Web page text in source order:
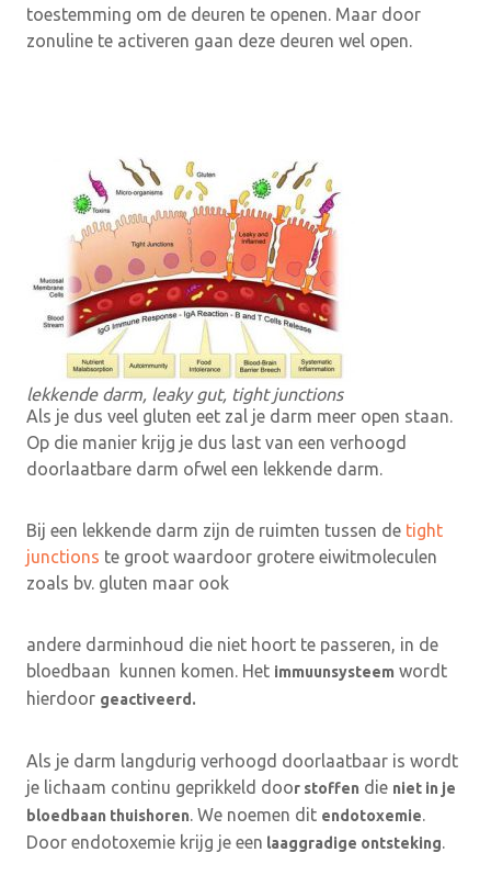
toestemming om de deuren te openen. Maar door
zonuline te activeren gaan deze deuren wel open.
lekkende darm, leaky gut, tight junctions
Als je dus veel gluten eet zal je darm meer open staan.
Op die manier krijg je dus last van een verhoogd
doorlaatbare darm ofwel een lekkende darm.
Bij een lekkende darm zijn de ruimten tussen de tight
junctions te groot waardoor grotere eiwitmoleculen
zoals bv. gluten maar ook
andere darminhoud die niet hoort te passeren, in de
bloedbaan kunnen komen. Het immuunsysteem wordt
hierdoor geactiveerd.
Als je darm langdurig verhoogd doorlaatbaar is wordt
je lichaam continu geprikkeld door stoffen die niet in je
bloedbaan thuishoren. We noemen dit endotoxemie.
Door endotoxemie krijg je een laaggradige ontsteking.